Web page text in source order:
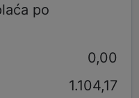
po
0,00
1.104,17